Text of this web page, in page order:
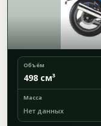
Объём
498 см³
Масса
Нет данных